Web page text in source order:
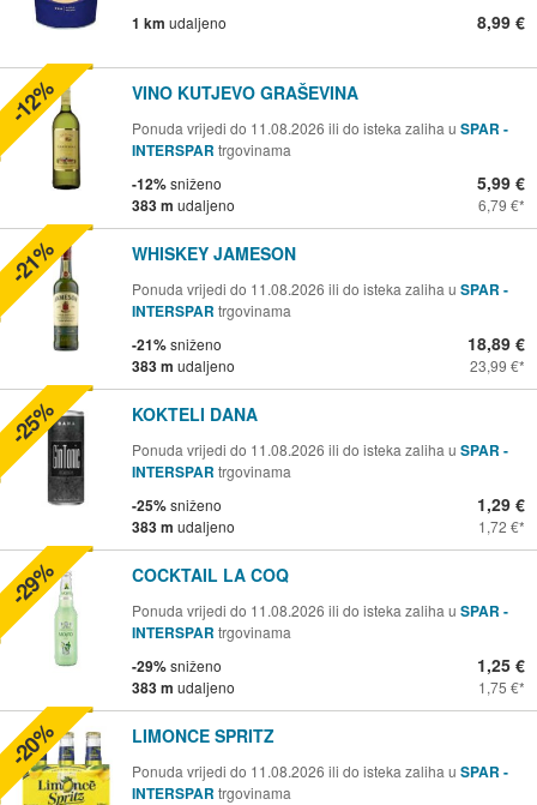
1 km udaljeno 8,99 €
VINO KUTJEVO GRAŠEVINA
Ponuda vrijedi do 11.08.2026 ili do isteka zaliha u SPAR -
INTERSPAR trgovinama
-12%sniženo
383 m udaljeno
5,99 €
6,79 €
-12%
WHISKEY JAMESON
Ponuda vrijedi do 11.08.2026 ili do isteka zaliha u SPAR -
INTERSPAR trgovinama
-21%sniženo
383 m udaljeno
18,89 €
23,99 €
-21%
KOKTELI DANA
Ponuda vrijedi do 11.08.2026 ili do isteka zaliha u SPAR -
INTERSPAR trgovinama
-25%sniženo
383 m udaljeno
1,29 €
1,72 €
-25%
COCKTAIL LA COQ
Ponuda vrijedi do 11.08.2026 ili do isteka zaliha u SPAR -
INTERSPAR trgovinama
-29%sniženo
383 m udaljeno
1,25 €
1,75 €
-29%
LIMONCE SPRITZ
Ponuda vrijedi do 11.08.2026 ili do isteka zaliha u SPAR -
INTERSPAR trgovinama
-20%